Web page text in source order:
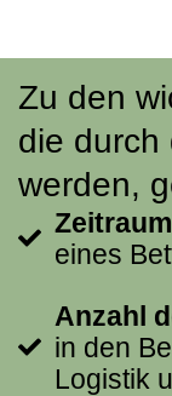
Zu den
die durch
werden,
eines
Anzahl
in den
Logistik